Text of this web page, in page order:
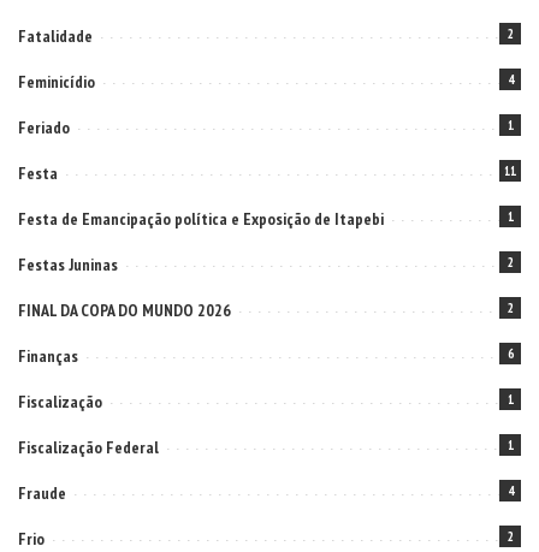
Fatalidade 2
Feminicídio 4
Feriado 1
Festa 11
Festa de Emancipação política e Exposição de Itapebi 1
Festas Juninas 2
FINAL DA COPA DO MUNDO 2026 2
Finanças 6
Fiscalização 1
Fiscalização Federal 1
Fraude 4
Frio 2